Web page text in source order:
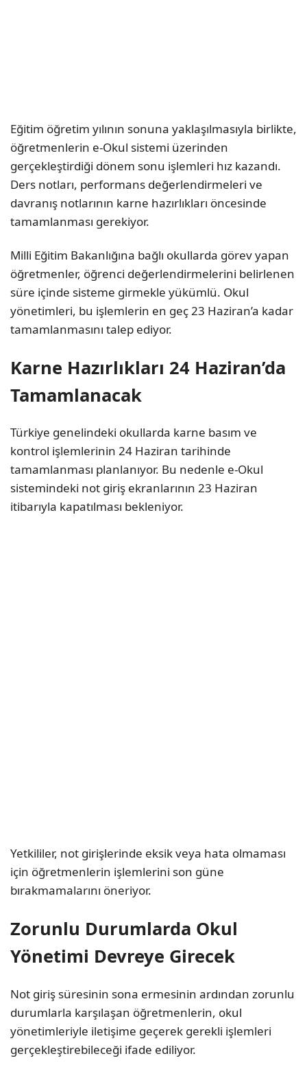
Eğitim öğretim yılının sonuna yaklaşılmasıyla birlikte,
öğretmenlerin e-Okul sistemi üzerinden
gerçekleştirdiği dönem sonu işlemleri hız kazandı.
Ders notları, performans değerlendirmeleri ve
davranış notlarının karne hazırlıkları öncesinde
tamamlanması gerekiyor.
Milli Eğitim Bakanlığına bağlı okullarda görev yapan
öğretmenler, öğrenci değerlendirmelerini belirlenen
süre içinde sisteme girmekle yükümlü. Okul
yönetimleri, bu işlemlerin en geç 23 Haziran’a kadar
tamamlanmasını talep ediyor.
Karne Hazırlıkları 24 Haziran’da
Tamamlanacak
Türkiye genelindeki okullarda karne basım ve
kontrol işlemlerinin 24 Haziran tarihinde
tamamlanması planlanıyor. Bu nedenle e-Okul
sistemindeki not giriş ekranlarının 23 Haziran
itibarıyla kapatılması bekleniyor.
Yetkililer, not girişlerinde eksik veya hata olmaması
için öğretmenlerin işlemlerini son güne
bırakmamalarını öneriyor.
Zorunlu Durumlarda Okul
Yönetimi Devreye Girecek
Not giriş süresinin sona ermesinin ardından zorunlu
durumlarla karşılaşan öğretmenlerin, okul
yönetimleriyle iletişime geçerek gerekli işlemleri
gerçekleştirebileceği ifade ediliyor.